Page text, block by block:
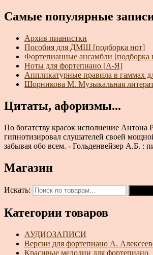
Самые популярные
Архив пианистки
Пособия для ДМШ [подборка нот]
Фортепианные ансамбли [подборка
Ноты для фортепиано [А-Я]
Аппликатурные правила в гаммах
Шорникова М. Музыкальная
Цитаты, афоризмы...
По богатству красок исполнение
гипнотизировал слушателей своей
забывая обо всем. - Гольденвейзер А.Б. :
Магазин
Искать:
Категории товаров
АУДИОЗАПИСИ
Версии для фортепиано А.
Красивые мелодии для фортепиано